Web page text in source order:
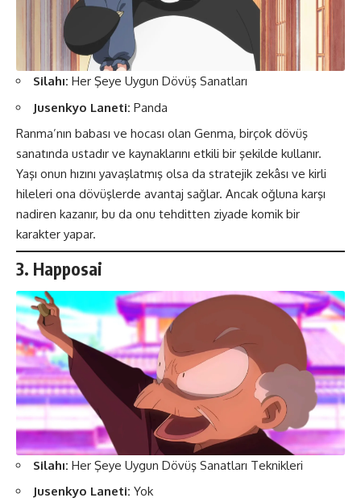
Silahı: Her Şeye Uygun Dövüş Sanatları
Jusenkyo Laneti: Panda
Ranma’nın babası ve hocası olan Genma, birçok dövüş
sanatında ustadır ve kaynaklarını etkili bir şekilde kullanır.
Yaşı onun hızını yavaşlatmış olsa da stratejik zekâsı ve kirli
hileleri ona dövüşlerde avantaj sağlar. Ancak oğluna karşı
nadiren kazanır, bu da onu tehditten ziyade komik bir
karakter yapar​​.
3. Happosai
Silahı: Her Şeye Uygun Dövüş Sanatları Teknikleri
Jusenkyo Laneti: Yok